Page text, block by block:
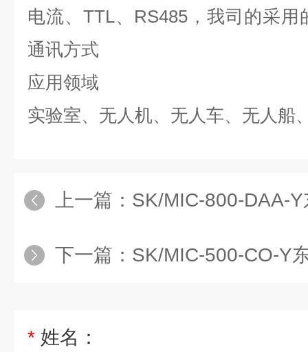
电流、 TTL、RS485，我司的采用
通讯方式
应用领域
实验室、无人机、无人车、无人船
上一篇： SK/MIC-800-DAA-Y东日瀛能
下一篇： SK/MIC-500-CO-Y东日瀛能 无
* 姓名：